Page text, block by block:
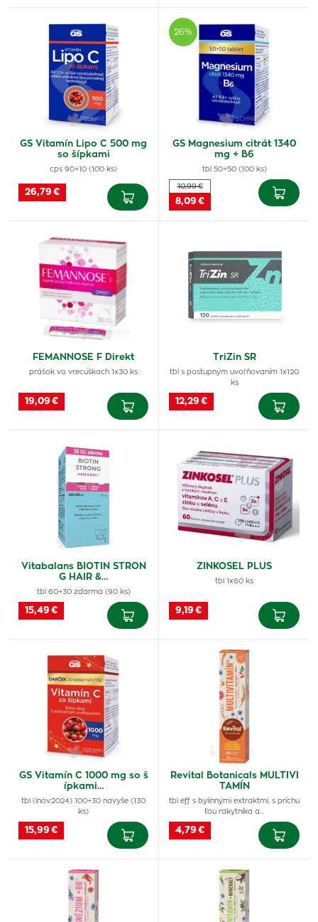
GS Vitamín Lipo C 500 mg
so šípkami
cps 90+10 (100 ks)
26,79 €
26%
GS Magnesium citrát 1340
mg + B6
tbl 50+50 (100 ks)
10,99 €
8,09 €
FEMANNOSE F Direkt
prášok vo vrecúškach 1x30 ks
19,09 €
TriZin SR
tbl s postupným uvoľňovaním 1x120
ks
12,29 €
Vitabalans BIOTIN STRON
G HAIR &…
tbl 60+30 zdarma (90 ks)
15,49 €
ZINKOSEL PLUS
tbl 1x60 ks
9,19 €
GS Vitamín C 1000 mg so š
ípkami…
tbl (inov.2024) 100+30 navyše (130
ks)
15,99 €
Revital Botanicals MULTIVI
TAMÍN
tbl eff s bylinnými extraktmi, s príchu
ťou rakytníka a…
4,79 €